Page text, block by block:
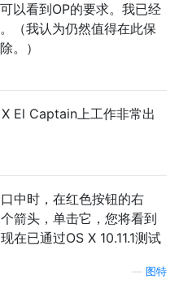
以看到OP的要求。我已经
（我认为仍然值得在此保
。）
El Captain上工作非常出
中时，在红色按钮的右
箭头，单击它，您将看到
在已通过OS X 10.11.1测试
图特